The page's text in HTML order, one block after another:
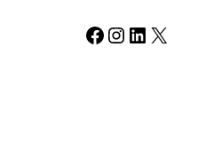
Facebook Instagram LinkedIn X